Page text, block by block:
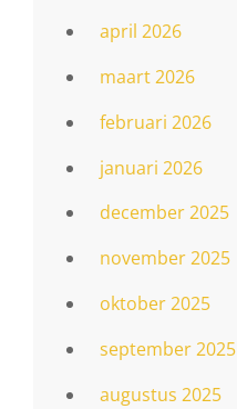
april 2026
maart 2026
februari 2026
januari 2026
december 2025
november 2025
oktober 2025
september 2025
augustus 2025